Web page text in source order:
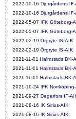
2022-10-16 Djurgårdens
2022-10-16 Djurgårdens
2022-05-07 IFK Göteborg-
2022-05-07 IFK Göteborg-
2022-02-19 Örgryte IS-AIK
2022-02-19 Örgryte IS-AIK
2021-11-01 Halmstads BK-
2021-11-01 Halmstads BK-
2021-11-01 Halmstads BK-
2021-10-24 IFK
2021-09-27 Degerfors IF-
2021-08-16 IK Sirius-AIK
2021-08-16 IK Sirius-AIK